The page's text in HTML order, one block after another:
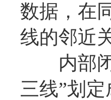
数据，在
线的邻近
内部闭
三线”划